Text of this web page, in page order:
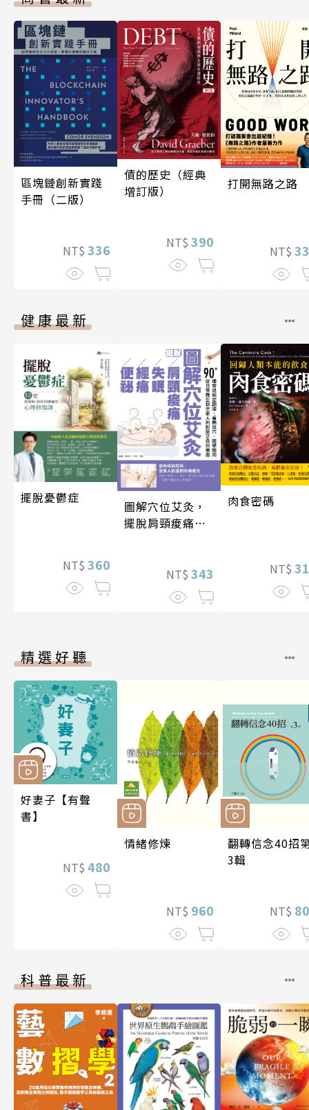
區塊鏈創新實踐
手冊（二版）
NT$ 336
債的歷史（經典
增訂版）
NT$ 390
打開無路之路
NT$
健康最新
擺脫憂鬱症
NT$ 360
圖解穴位艾灸，
擺脫肩頸痠痛、
NT$ 343
肉食密碼
NT$
精選好聽
好妻子【有聲
書】
NT$ 480
情緒修煉
NT$ 960
翻轉信念40招
3輯
NT$
科普最新